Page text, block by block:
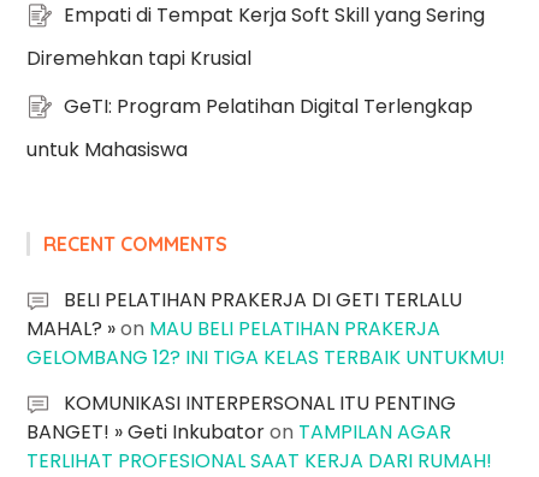
Empati di Tempat Kerja Soft Skill yang Sering
Diremehkan tapi Krusial
GeTI: Program Pelatihan Digital Terlengkap
untuk Mahasiswa
RECENT COMMENTS
BELI PELATIHAN PRAKERJA DI GETI TERLALU
MAHAL? »on MAU BELI PELATIHAN PRAKERJA
GELOMBANG 12? INI TIGA KELAS TERBAIK UNTUKMU!
KOMUNIKASI INTERPERSONAL ITU PENTING
BANGET! » Geti Inkubatoron TAMPILAN AGAR
TERLIHAT PROFESIONAL SAAT KERJA DARI RUMAH!